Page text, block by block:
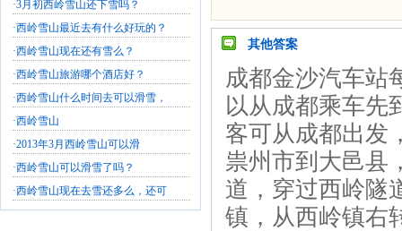
·3月初西岭雪山还下雪吗？
·西岭雪山最近去有什么好玩的？
·西岭雪山现在还有雪么？
·西岭雪山旅游哪个酒店好？
·西岭雪山什么时间去可以滑雪，
·西岭雪山
·2013年3月西岭雪山可以滑
·西岭雪山可以滑雪了吗？
·西岭雪山现在去雪还多么，还可
其他答案
成都金沙汽车站
以从成都乘车先
客可从成都出发
祟州市到大邑县
道，穿过西岭隧
镇，从西岭镇右